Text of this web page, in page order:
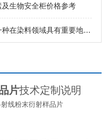
生物安全柜价格参考
吲哚菁绿系列活性染料是一种在染料领域具有重要地位的特殊染料
片技术定制说明
线粉末衍射样品片